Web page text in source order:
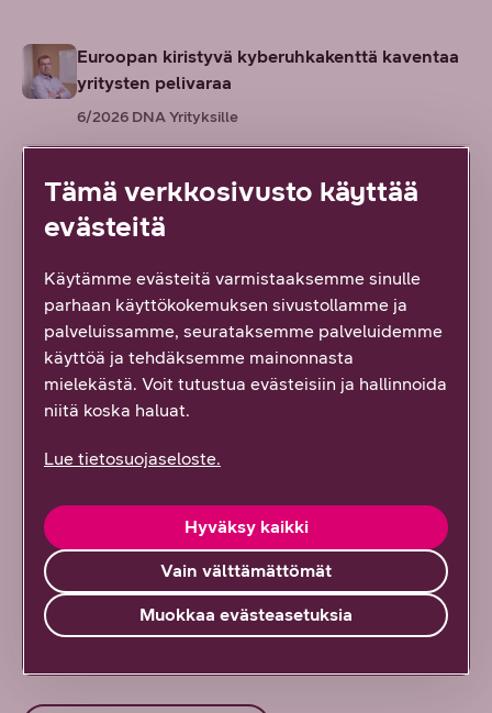
Euroopan kiristyvä kyberuhkakenttä kaventaa
yritysten pelivaraa
6/2026 DNA Yrityksille
huijaus- ja massapuhelut Numerovahdin avulla
6/2026 DNA Yrityksille
tulevaisuuden teknologiaa! Näitä podcasteja et
6/2026 DNA Yrityksille
sisään – eikä saaliina haeta vain dataa
Jykevät kivimuurit eivät enää suojaa
linnoitustasi hyökkääjiltä – tietoturva vaatii
tähystystorneja ja vahteja
Tämä verkkosivusto käyttää
evästeitä
Käytämme evästeitä varmistaaksemme sinulle
parhaan käyttökokemuksen sivustollamme ja
palveluissamme, seurataksemme palveluidemme
käyttöä ja tehdäksemme mainonnasta
mielekästä. Voit tutustua evästeisiin ja hallinnoida
niitä koska haluat.
Lue tietosuojaseloste.
Vain välttämättömät
Hyväksy kaikki
Muokkaa evästeasetuksia